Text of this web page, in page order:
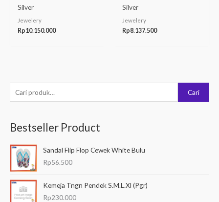
e
c
a
Cari
Bestseller Product
Sandal Flip Flop Cewek White Bulu
Rp56.500
Kemeja Tngn Pendek S.M.L.Xl (Pgr)
Rp230.000
Silver
Jewelery
Rp10.150.000
Silver
Jewelery
Rp8.137.500